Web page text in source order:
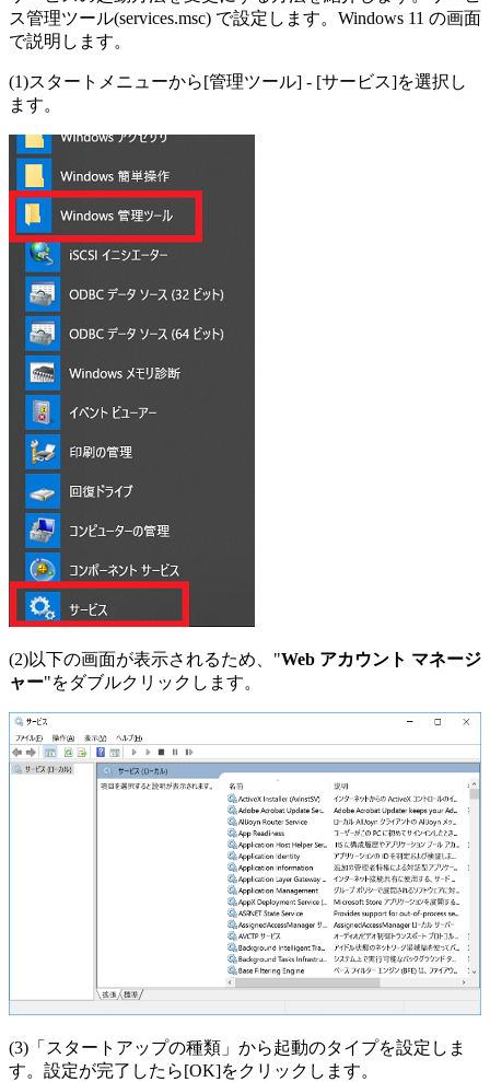
ス管理ツール(services.msc) で設定します。Windows 11 の画面
で説明します。
(1)スタートメニューから[管理ツール] - [サービス]を選択し
ます。
(2)以下の画面が表示されるため、"Web アカウント マネージ
ャー"をダブルクリックします。
(3)「スタートアップの種類」から起動のタイプを設定しま
す。設定が完了したら[OK]をクリックします。